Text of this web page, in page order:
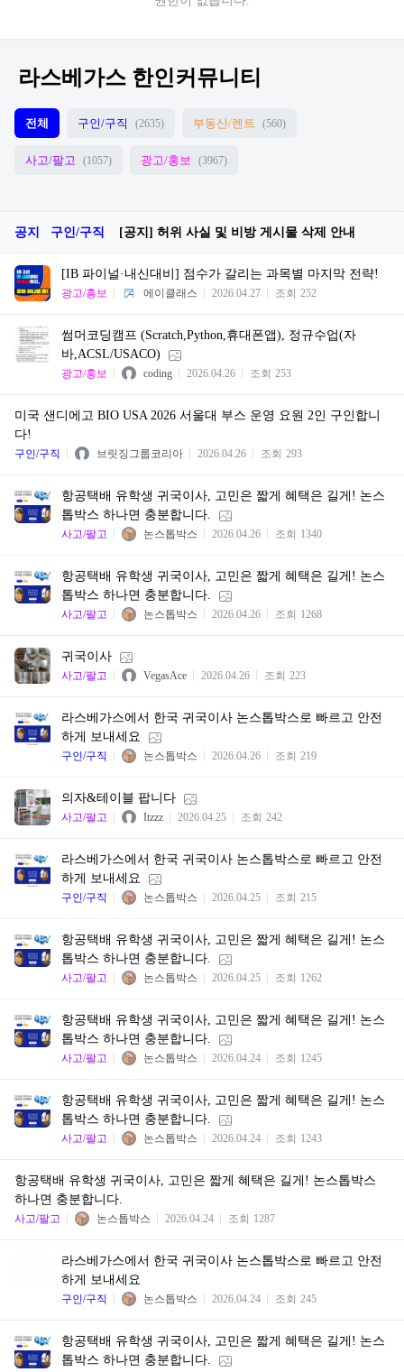
라스베가스 한인커뮤니티
전체 구인/구직 (2635) 부동산/렌트 (560)
사고/팔고 (1057) 광고/홍보 (3967)
공지 구인/구직 [공지] 허위 사실 및 비방 게시물 삭제 안내
[IB 파이널·내신대비] 점수가 갈리는 과목별 마지막 전략!
광고/홍보 에이클래스 2026.04.27 조회 252
썸머코딩캠프 (Scratch,Python,휴대폰앱), 정규수업(자
바,ACSL/USACO)
광고/홍보 coding 2026.04.26 조회 253
미국 샌디에고 BIO USA 2026 서울대 부스 운영 요원 2인 구인합니
다!
구인/구직 브릿징그룹코리아 2026.04.26 조회 293
항공택배 유학생 귀국이사, 고민은 짧게 혜택은 길게! 논스
톱박스 하나면 충분합니다.
사고/팔고 논스톱박스 2026.04.26 조회 1340
항공택배 유학생 귀국이사, 고민은 짧게 혜택은 길게! 논스
톱박스 하나면 충분합니다.
사고/팔고 논스톱박스 2026.04.26 조회 1268
귀국이사
사고/팔고 VegasAce 2026.04.26 조회 223
라스베가스에서 한국 귀국이사 논스톱박스로 빠르고 안전
하게 보내세요
구인/구직 논스톱박스 2026.04.26 조회 219
의자&테이블 팝니다
사고/팔고 Itzzz 2026.04.25 조회 242
라스베가스에서 한국 귀국이사 논스톱박스로 빠르고 안전
하게 보내세요
구인/구직 논스톱박스 2026.04.25 조회 215
항공택배 유학생 귀국이사, 고민은 짧게 혜택은 길게! 논스
톱박스 하나면 충분합니다.
사고/팔고 논스톱박스 2026.04.25 조회 1262
항공택배 유학생 귀국이사, 고민은 짧게 혜택은 길게! 논스
톱박스 하나면 충분합니다.
사고/팔고 논스톱박스 2026.04.24 조회 1245
항공택배 유학생 귀국이사, 고민은 짧게 혜택은 길게! 논스
톱박스 하나면 충분합니다.
사고/팔고 논스톱박스 2026.04.24 조회 1243
항공택배 유학생 귀국이사, 고민은 짧게 혜택은 길게! 논스톱박스
하나면 충분합니다.
사고/팔고 논스톱박스 2026.04.24 조회 1287
라스베가스에서 한국 귀국이사 논스톱박스로 빠르고 안전
하게 보내세요
구인/구직 논스톱박스 2026.04.24 조회 245
항공택배 유학생 귀국이사, 고민은 짧게 혜택은 길게! 논스
톱박스 하나면 충분합니다.